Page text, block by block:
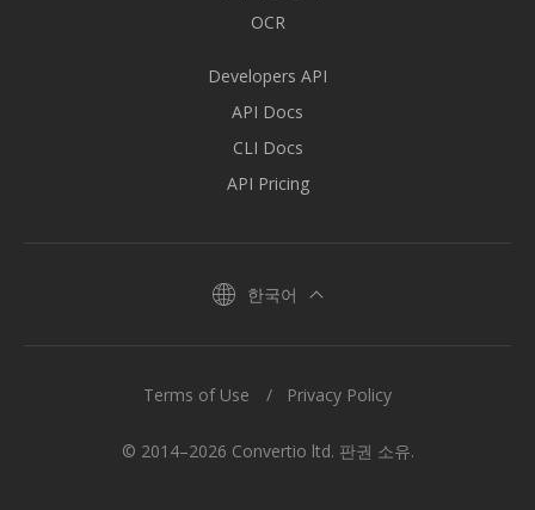
OCR
Developers API
API Docs
CLI Docs
API Pricing
한국어
© 2014–2026 Convertio ltd. 판권 소유.
Terms of Use Privacy Policy